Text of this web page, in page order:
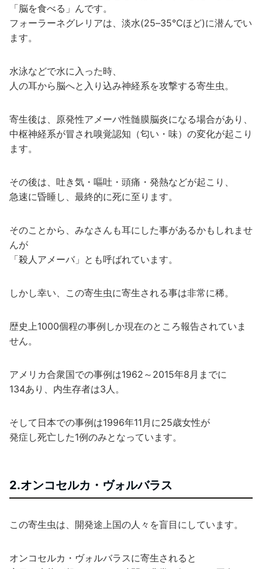
「脳を食べる」んです。
フォーラーネグレリアは、淡水(25–35℃ほど)に潜んでい
ます。
水泳などで水に入った時、
人の耳から脳へと入り込み神経系を攻撃する寄生虫。
寄生後は、原発性アメーバ性髄膜脳炎になる場合があり、
中枢神経系が冒され嗅覚認知（匂い・味）の変化が起こり
ます。
その後は、吐き気・嘔吐・頭痛・発熱などが起こり、
急速に昏睡し、最終的に死に至ります。
そのことから、みなさんも耳にした事があるかもしれませ
んが
「殺人アメーバ」とも呼ばれています。
しかし幸い、この寄生虫に寄生される事は非常に稀。
歴史上1000個程の事例しか現在のところ報告されていま
せん。
アメリカ合衆国での事例は1962～2015年8月までに
134あり、内生存者は3人。
そして日本での事例は1996年11月に25歳女性が
発症し死亡した1例のみとなっています。
2.オンコセルカ・ヴォルバラス
この寄生虫は、開発途上国の人々を盲目にしています。
オンコセルカ・ヴォルバラスに寄生されると